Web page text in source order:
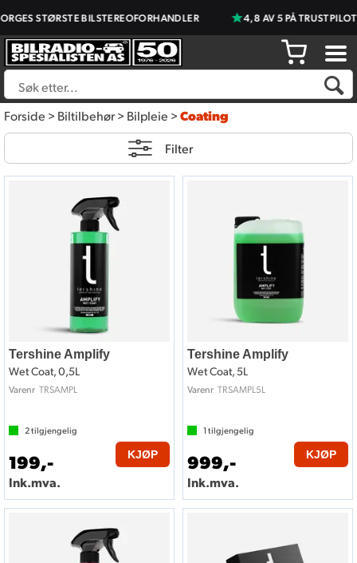
STØRSTE BILSTEREOFORHANDLER 4,8 AV 5 PÅ TRUSTPILOT
Forside>Biltilbehør>Bilpleie>Coating
Filter
Tershine Amplify
Wet Coat, 0,5L
Varenr TRSAMPL
2tilgjengelig
199,-
Ink.mva.
KJØP
Tershine Amplify
Wet Coat, 5L
Varenr TRSAMPL5L
1 tilgjengelig
999,-
Ink.mva.
KJØP